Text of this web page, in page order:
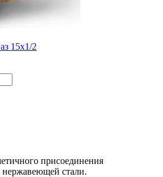
15х1/2
присоединения
стали.